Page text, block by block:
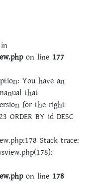
on line 177
You have an
that
for the right
ORDER BY id DESC
Stack trace:
on line 178